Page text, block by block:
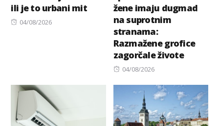
ili je to urbani mit
Posted
04/08/2026
žene imaju dugmad
na suprotnim
stranama:
Razmažene grofice
zagorčale živote
Posted
04/08/2026